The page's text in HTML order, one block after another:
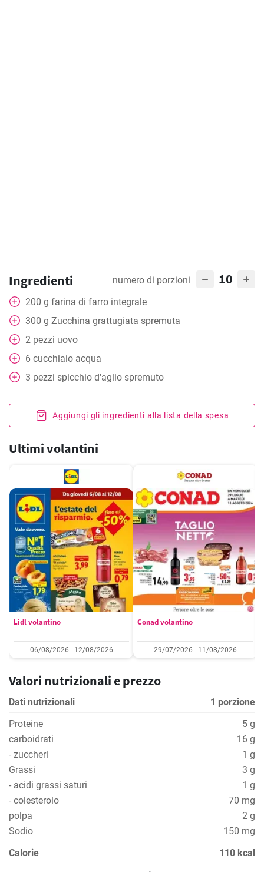
Ingredienti numero di porzioni 10
200 g farina di farro integrale
300 g Zucchina grattugiata spremuta
2 pezzi uovo
6 cucchiaio acqua
3 pezzi spicchio d'aglio spremuto
Aggiungi gli ingredienti alla lista della spesa
Ultimi volantini
Lidl volantino
06/08/2026 - 12/08/2026
Conad volantino
29/07/2026 - 11/08/2026
Valori nutrizionali e prezzo
Dati nutrizionali
1 porzione
Proteine
5 g
carboidrati
16 g
- zuccheri
1 g
Grassi
3 g
- acidi grassi saturi
1 g
- colesterolo
70 mg
polpa
2 g
Sodio
150 mg
Calorie
110 kcal